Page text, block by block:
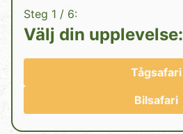
Steg 1 / 6:
Välj din upplevelse:
Tågsafari
Bilsafari